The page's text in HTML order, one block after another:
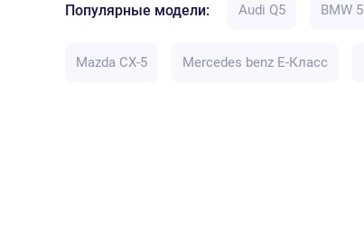
Популярные модели: Audi Q5 BMW 5
Mazda CX-5 Mercedes benz E-Класс